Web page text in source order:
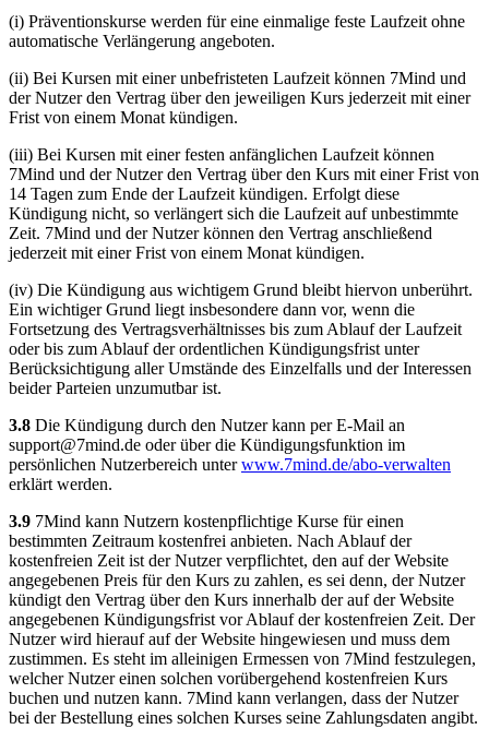
(i) Präventionskurse werden für eine einmalige feste Laufzeit ohne
automatische Verlängerung angeboten.
(ii) Bei Kursen mit einer unbefristeten Laufzeit können 7Mind und
der Nutzer den Vertrag über den jeweiligen Kurs jederzeit mit einer
Frist von einem Monat kündigen.
(iii) Bei Kursen mit einer festen anfänglichen Laufzeit können
7Mind und der Nutzer den Vertrag über den Kurs mit einer Frist von
14 Tagen zum Ende der Laufzeit kündigen. Erfolgt diese
Kündigung nicht, so verlängert sich die Laufzeit auf unbestimmte
Zeit. 7Mind und der Nutzer können den Vertrag anschließend
jederzeit mit einer Frist von einem Monat kündigen.
(iv) Die Kündigung aus wichtigem Grund bleibt hiervon unberührt.
Ein wichtiger Grund liegt insbesondere dann vor, wenn die
Fortsetzung des Vertragsverhältnisses bis zum Ablauf der Laufzeit
oder bis zum Ablauf der ordentlichen Kündigungsfrist unter
Berücksichtigung aller Umstände des Einzelfalls und der Interessen
beider Parteien unzumutbar ist.
3.8 Die Kündigung durch den Nutzer kann per E-Mail an
support@7mind.de oder über die Kündigungsfunktion im
persönlichen Nutzerbereich unterwww.7mind.de/abo-verwalten
erklärt werden.
3.9 7Mind kann Nutzern kostenpflichtige Kurse für einen
bestimmten Zeitraum kostenfrei anbieten. Nach Ablauf der
kostenfreien Zeit ist der Nutzer verpflichtet, den auf der Website
angegebenen Preis für den Kurs zu zahlen, es sei denn, der Nutzer
kündigt den Vertrag über den Kurs innerhalb der auf der Website
angegebenen Kündigungsfrist vor Ablauf der kostenfreien Zeit. Der
Nutzer wird hierauf auf der Website hingewiesen und muss dem
zustimmen. Es steht im alleinigen Ermessen von 7Mind festzulegen,
welcher Nutzer einen solchen vorübergehend kostenfreien Kurs
buchen und nutzen kann. 7Mind kann verlangen, dass der Nutzer
bei der Bestellung eines solchen Kurses seine Zahlungsdaten angibt.